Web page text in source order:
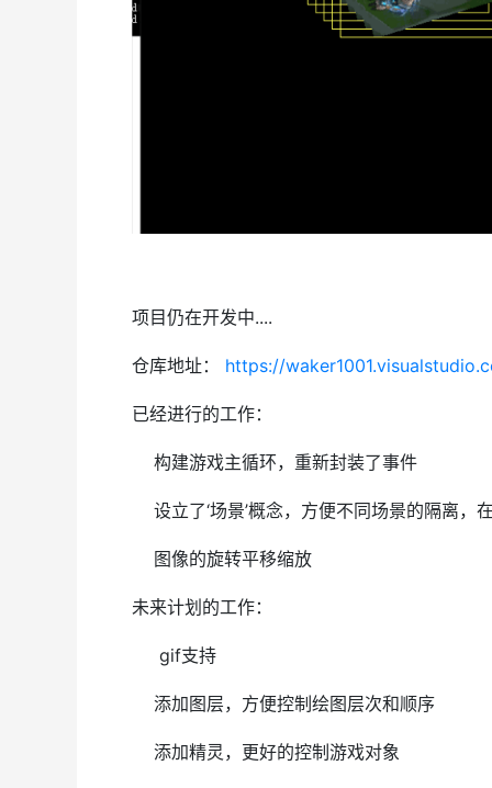
项目仍在开发中....
仓库地址： https://
已经进行的工作：
构建游戏主循环，重新封装了事件
设立了‘场景’概念，方便不同场景的隔离，
图像的旋转平移缩放
未来计划的工作：
gif支持
添加图层，方便控制绘图层次和顺序
添加精灵，更好的控制游戏对象